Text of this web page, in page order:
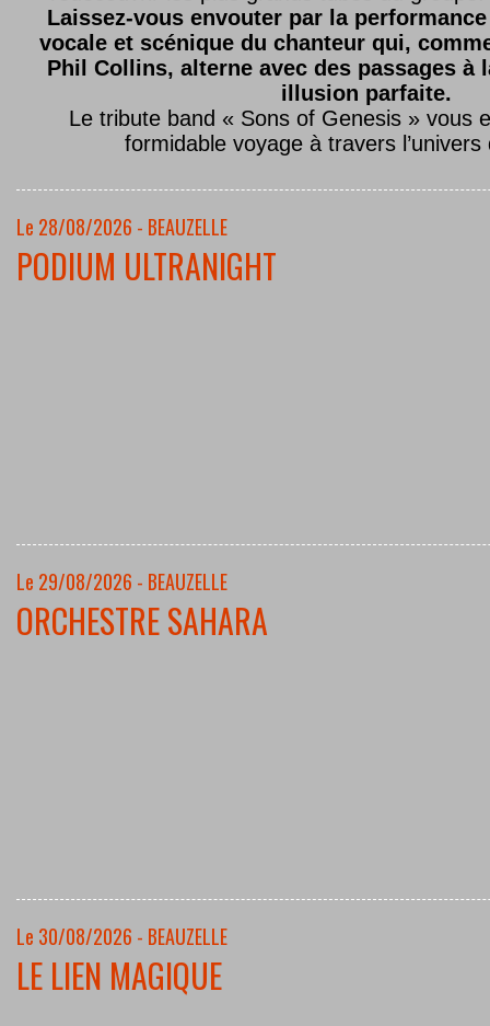
Laissez-vous envouter par la performance
vocale et scénique du chanteur qui,
Phil Collins, alterne avec des passages à
illusion parfaite.
Le tribute band « Sons of Genesis » vous
formidable voyage à travers l’univers
Le 28/08/2026 - BEAUZELLE
PODIUM ULTRANIGHT
Le 29/08/2026 - BEAUZELLE
ORCHESTRE SAHARA
Le 30/08/2026 - BEAUZELLE
LE LIEN MAGIQUE